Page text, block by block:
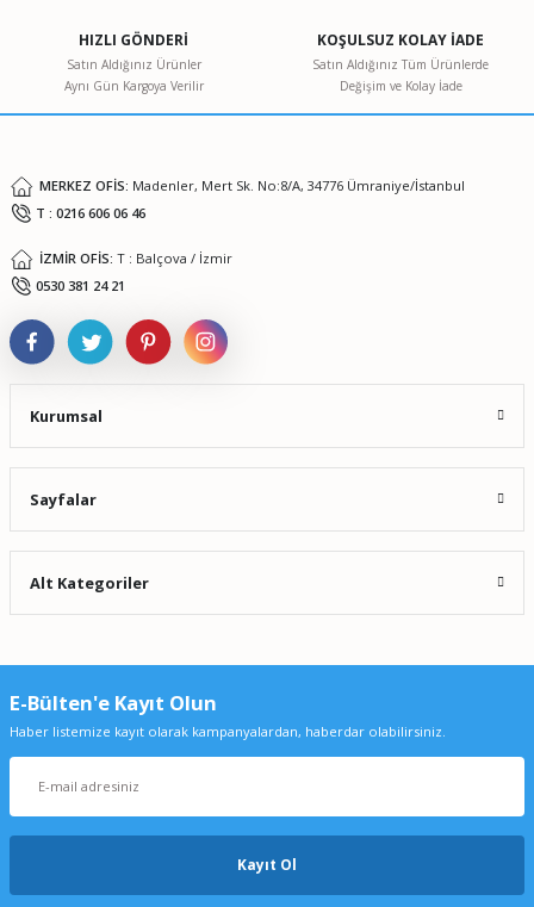
Ürün bilgilerinde hatalar bulunuyor.
Ürün fiyatı diğer sitelerden daha pahalı.
HIZLI GÖNDERİ
Satın Aldığınız Ürünler
Aynı Gün Kargoya Verilir
KOŞULSUZ KOLAY İADE
Satın Aldığınız Tüm Ürünlerde
Değişim ve Kolay İade
MERKEZ OFİS: Madenler, Mert Sk. No:8/A, 34776 Ümraniye/İstanbul
T : 0216 606 06 46
İZMİR OFİS: T : Balçova / İzmir
0530 381 24 21
Kurumsal
Sayfalar
Alt Kategoriler
E-Bülten'e Kayıt Olun
Haber listemize kayıt olarak kampanyalardan, haberdar olabilirsiniz.
Kayıt Ol